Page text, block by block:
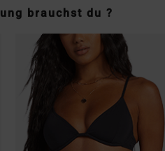
brauchst du ?